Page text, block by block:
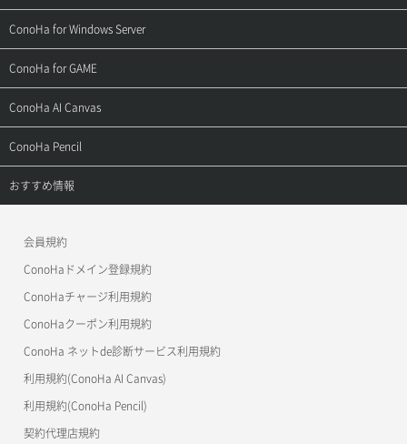
用語集
お問い合わせ
ご利用ガイド
お乗り換えガイド
よくある質問
サポートトップ
ご利用ガイド
APIドキュメントVPS2.0
APIドキュメントVPS3.0
ConoHa for Windows Server
サポートトップ
ご利用ガイド
APIドキュメントVPS2.0
APIドキュメントVPS3.0
ConoHa for GAME
サポートトップ
ご利用ガイド
ConoHa AI Canvas
サポートトップ
ご利用ガイド
ConoHa Pencil
サポートトップ
おすすめ情報
美雲このは徹底ガイド
会員規約
ConoHaドメイン登録規約
ConoHaチャージ利用規約
ConoHaクーポン利用規約
ConoHa ネットde診断サービス利用規約
利用規約(ConoHa AI Canvas)
利用規約(ConoHa Pencil)
契約代理店規約